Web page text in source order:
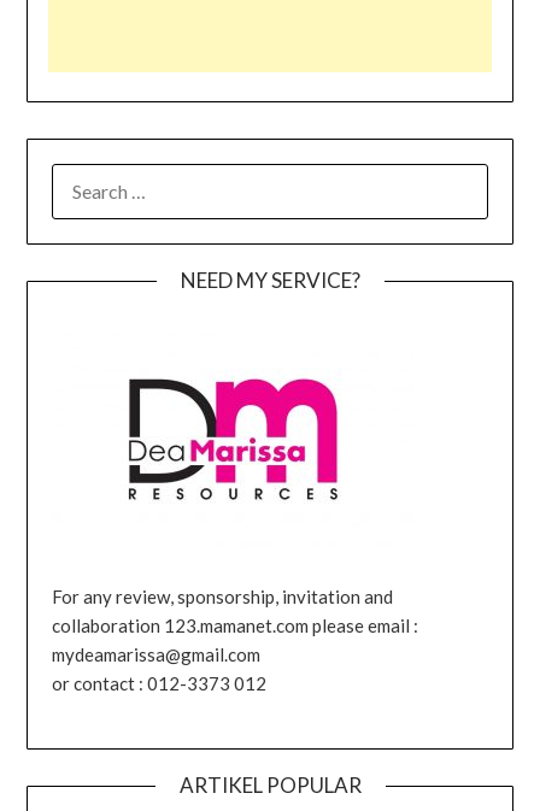
FOR:
NEED MY SERVICE?
For any review, sponsorship, invitation and
collaboration 123.mamanet.com please email :
mydeamarissa@gmail.com
or contact : 012-3373 012
ARTIKEL POPULAR